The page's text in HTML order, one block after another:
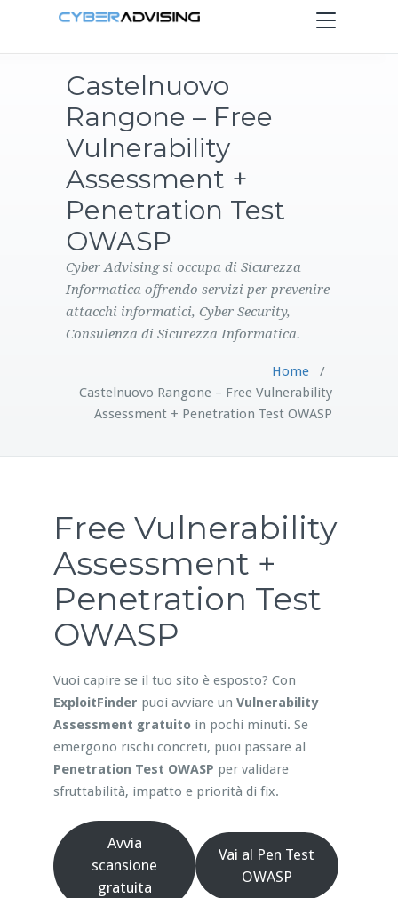
Toggle
navigation
PRODOTTI
CONTATTI
Castelnuovo
Rangone – Free
Vulnerability
Assessment +
Penetration Test
OWASP
Cyber Advising si occupa di Sicurezza
Informatica offrendo servizi per prevenire
attacchi informatici, Cyber Security,
Consulenza di Sicurezza Informatica.
Home/
Castelnuovo Rangone – Free Vulnerability
Assessment + Penetration Test OWASP
Free Vulnerability
Assessment +
Penetration Test
OWASP
Vuoi capire se il tuo sito è esposto? Con
ExploitFinder puoi avviare un Vulnerability
Assessment gratuitoin pochi minuti. Se
emergono rischi concreti, puoi passare al
Penetration Test OWASP per validare
sfruttabilità, impatto e priorità di fix.
Avvia
scansione
gratuita
Vai al Pen Test
OWASP